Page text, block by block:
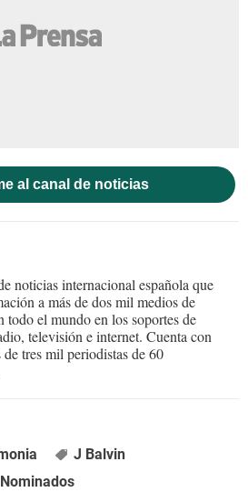
al canal de noticias
noticias internacional española que
a más de dos mil medios de
todo el mundo en los soportes de
televisión e internet. Cuenta con
tres mil periodistas de 60
J Balvin
Nominados